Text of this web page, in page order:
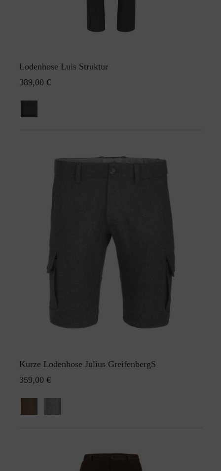
Lodenhose Luis Struktur
389,00 €
Kurze Lodenhose Julius GreifenbergS
359,00 €